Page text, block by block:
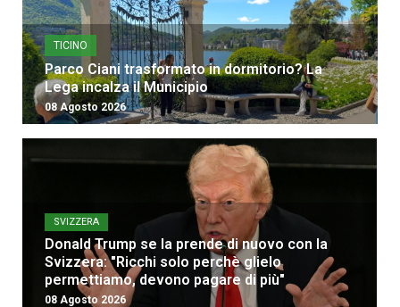
TICINO
Parco Ciani trasformato in dormitorio? La
Lega incalza il Municipio
08 Agosto 2026
SVIZZERA
Donald Trump se la prende di nuovo con la
Svizzera: "Ricchi solo perchè glielo
permettiamo, devono pagare di più"
08 Agosto 2026